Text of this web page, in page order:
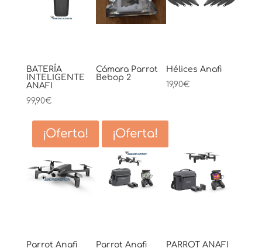
BATERÍA
INTELIGENTE
ANAFI
99,90€
Cámara Parrot
Bebop 2
Hélices Anafi
19,90€
¡Oferta!
Parrot Anafi
¡Oferta!
Parrot Anafi
PARROT ANAFI